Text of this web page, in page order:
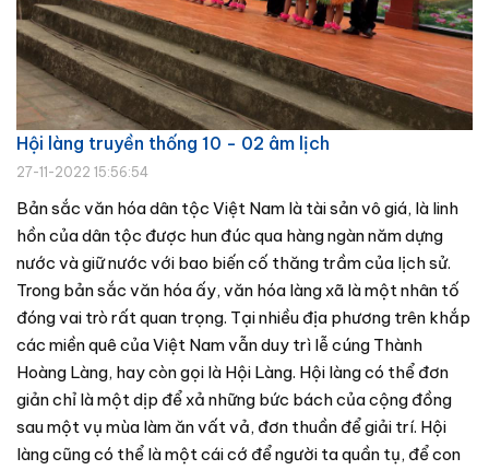
Hội làng truyền thống 10 - 02 âm lịch
27-11-2022 15:56:54
Bản sắc văn hóa dân tộc Việt Nam là tài sản vô giá, là linh
hồn của dân tộc được hun đúc qua hàng ngàn năm dựng
nước và giữ nước với bao biến cố thăng trầm của lịch sử.
Trong bản sắc văn hóa ấy, văn hóa làng xã là một nhân tố
đóng vai trò rất quan trọng. Tại nhiều địa phương trên khắp
các miền quê của Việt Nam vẫn duy trì lễ cúng Thành
Hoàng Làng, hay còn gọi là Hội Làng. Hội làng có thể đơn
giản chỉ là một dịp để xả những bức bách của cộng đồng
sau một vụ mùa làm ăn vất vả, đơn thuần để giải trí. Hội
làng cũng có thể là một cái cớ để người ta quần tụ, để con